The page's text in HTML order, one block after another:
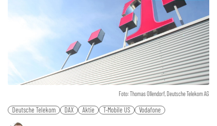
Foto: Thomas Ollendorf, Deutsche Telekom AG
Deutsche Telekom DAX Aktie T-Mobile US Vodafone